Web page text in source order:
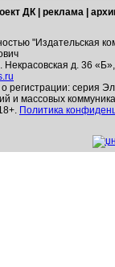
ДК реклама
"Издательская
Некрасовская д. 36
регистрации: серия
и массовых
Политика